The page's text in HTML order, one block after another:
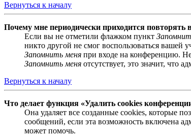
Вернуться к началу
Почему мне периодически приходится повторять
Если вы не отметили флажком пункт
никто другой не смог воспользоваться
Запомнить меня при входе на конференцию.
Запомнить меня отсутствует, это значит, что
Вернуться к началу
Что делает функция «Удалить cookies
Она удаляет все созданные cookies, которые
сообщений, если эта возможность включена
может помочь.